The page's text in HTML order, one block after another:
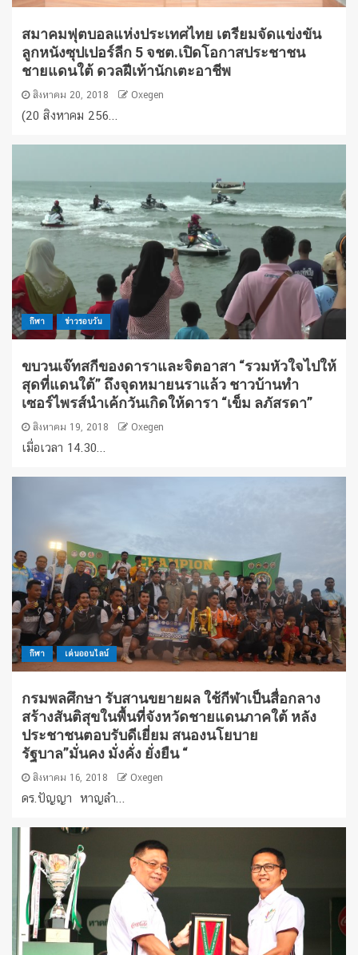
สมาคมฟุตบอลแห่งประเทศไทย เตรียมจัดแข่งขัน
ลูกหนังซุปเปอร์ลีก 5 จชต.เปิดโอกาสประชาชน
ชายแดนใต้ ดวลฝีเท้านักเตะอาชีพ
สิงหาคม 20, 2018 Oxegen
(20 สิงหาคม 256...
กีฬา ข่าวรอบวัน
ขบวนเจ๊ทสกีของดาราและจิตอาสา “รวมหัวใจไปให้
สุดที่แดนใต้” ถึงจุดหมายนราแล้ว ชาวบ้านทำ
เซอร์ไพรส์นำเค้กวันเกิดให้ดารา “เข็ม ลภัสรดา”
สิงหาคม 19, 2018 Oxegen
เมื่อเวลา 14.30...
กีฬา เด่นออนไลน์
กรมพลศึกษา รับสานขยายผล ใช้กีฬาเป็นสื่อกลาง
สร้างสันติสุขในพื้นที่จังหวัดชายแดนภาคใต้ หลัง
ประชาชนตอบรับดีเยี่ยม สนองนโยบาย
รัฐบาล”มั่นคง มั่งคั่ง ยั่งยืน “
สิงหาคม 16, 2018 Oxegen
ดร.ปัญญา หาญลำ...